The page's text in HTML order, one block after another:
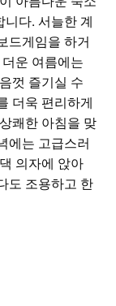
다. 서늘한 계
드게임을 하거
운 여름에는
껏 즐기실 수
더욱 편리하게
쾌한 아침을 맞
에는 고급스러
의자에 앉아
도 조용하고 한
분 거리에 위치